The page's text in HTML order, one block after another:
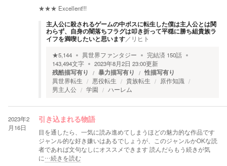
★★★ Excellent!!!
主人公に殺されるゲームの中ボスに転生した僕は主人公とは関
わらず、自身の闇落ちフラグは叩き折って平穏に勝ち組貴族ラ
イフを満喫したいと思います／ リヒト
★5,144 異世界ファンタジー 完結済 150話
143,494文字 2023年8月2日 23:00更新
残酷描写有り 暴力描写有り 性描写有り
異世界転生 悪役転生 貴族転生
原作知識
男主人公
学園 ハーレム
2023年2
月16日
引き込まれる物語
目を通したら、一気に読み進めてしまうほどの魅力的な作品です
ジャンル的な好き嫌いはあるでしょうが、このジャンルかOKな読
者であれば文句なしにオススメできます 読んだらもう続きが気
に…続きを読む